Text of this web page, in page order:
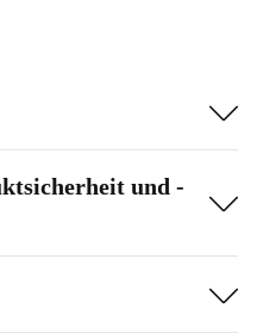
von unseren
von unseren
und -